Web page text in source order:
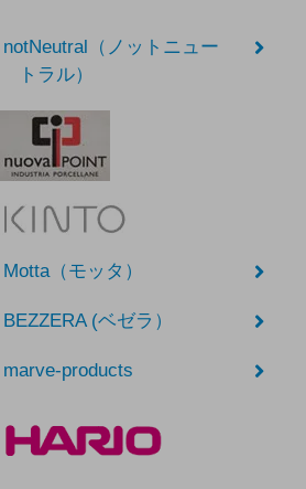
notNeutral（ノットニュー
トラル）
Motta（モッタ）
BEZZERA (ベゼラ）
marve-products